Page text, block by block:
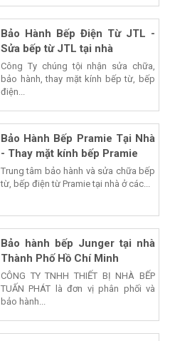
Bảo Hành Bếp Điện Từ JTL -
Sửa bếp từ JTL tại nhà
Công Ty chúng tội nhận sửa chữa,
bảo hành, thay mặt kính bếp từ, bếp
điện...
Bảo Hành Bếp Pramie Tại Nhà
- Thay mặt kính bếp Pramie
Trung tâm bảo hành và sửa chữa bếp
từ, bếp điện từ Pramie tại nhà ở các...
Bảo hành bếp Junger tại nhà
Thành Phố Hồ Chí Minh
CÔNG TY TNHH THIẾT BỊ NHÀ BẾP
TUẤN PHÁT là đơn vị phân phối và
bảo hành...